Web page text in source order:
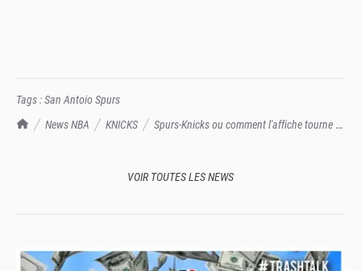
TrashTalk Actu NBA
News NBA KNICKS
Spurs-Knicks ou comment l'affiche tourne à
Tags :San Antoio Spurs
VOIR TOUTES LES NEWS